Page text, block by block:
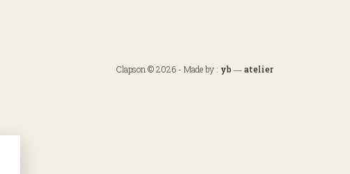
Clapson © 2026 - Made by : yb ― atelier